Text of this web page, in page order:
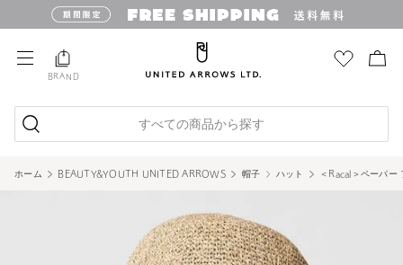
BRAND
すべての商品から探す
ホーム BEAUTY&YOUTH UNITED ARROWS 帽子 ハット ＜Racal＞ペーパー